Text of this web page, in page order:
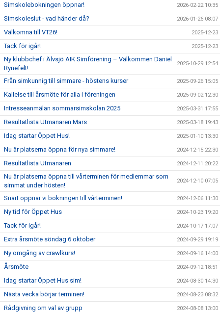
Simskolebokningen öppnar! 2026-02-22 10:35
Simskoleslut - vad händer då? 2026-01-26 08:07
Välkomna till VT26! 2025-12-23
Tack för igår! 2025-12-23
Ny klubbchef i Älvsjö AIK Simförening – Välkommen Daniel
Rynefelt!
2025-10-29 12:54
Från simkunnig till simmare - höstens kurser 2025-09-26 15:05
Kallelse till årsmöte för alla i föreningen 2025-09-02 12:30
Intresseanmälan sommarsimskolan 2025 2025-03-31 17:55
Resultatlista Utmanaren Mars 2025-03-18 19:43
Idag startar Öppet Hus! 2025-01-10 13:30
Nu är platserna öppna för nya simmare! 2024-12-15 22:30
Resultatlista Utmanaren 2024-12-11 20:22
Nu är platserna öppna till vårterminen för medlemmar som
simmat under hösten!
2024-12-10 07:05
Snart öppnar vi bokningen till vårterminen! 2024-12-06 11:30
Ny tid för Öppet Hus 2024-10-23 19:20
Tack för igår! 2024-10-17 17:07
Extra årsmöte söndag 6 oktober 2024-09-29 19:19
Ny omgång av crawlkurs! 2024-09-16 14:00
Årsmöte 2024-09-12 18:51
Idag startar Öppet Hus sim! 2024-08-30 14:30
Nästa vecka börjar terminen! 2024-08-23 08:32
Rådgivning om val av grupp 2024-08-08 13:00